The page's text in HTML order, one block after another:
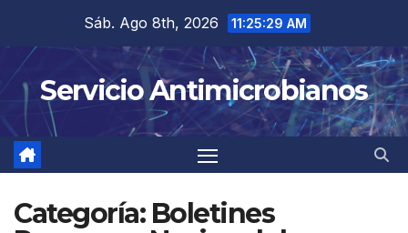
contenido
Sáb. Ago 8th, 2026 11:25:30 AM
Servicio Antimicrobianos
Categoría: Boletines